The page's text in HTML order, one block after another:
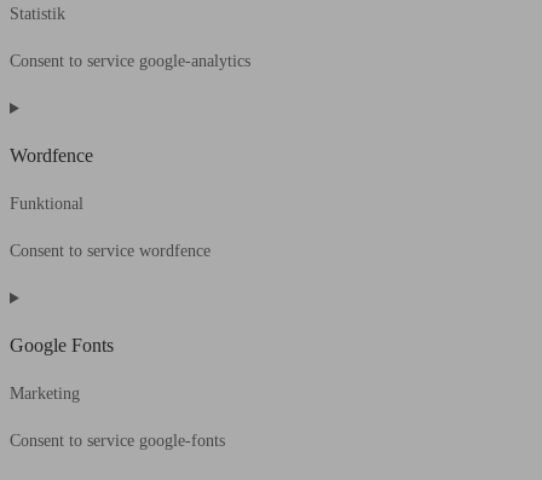
Statistik
Consent to service google-analytics
Wordfence
Funktional
Consent to service wordfence
Google Fonts
Marketing
Consent to service google-fonts